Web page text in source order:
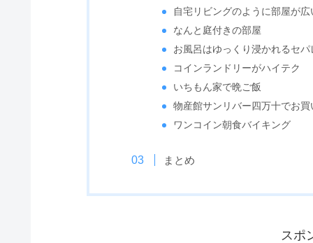
自宅リビングのように部屋が広
なんと庭付きの部屋
お風呂はゆっくり浸かれるセパ
コインランドリーがハイテク
いちもん家で晩ご飯
物産館サンリバー四万十でお買
ワンコイン朝食バイキング
まとめ
スポ